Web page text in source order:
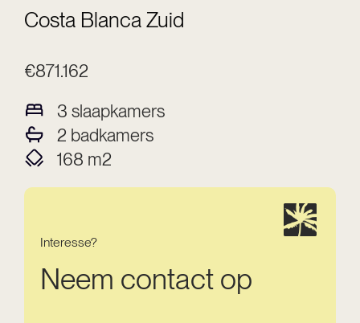
Costa Blanca Zuid
€871.162
3 slaapkamers
2 badkamers
168 m2
Interesse?
Neem contact op